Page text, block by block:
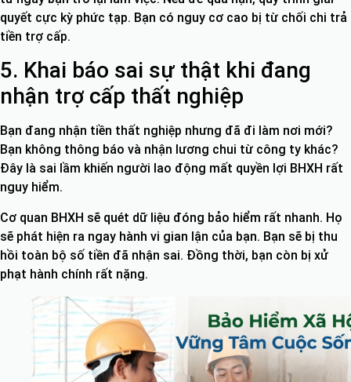
quyết cực kỳ phức tạp. Bạn có nguy cơ cao bị từ chối chi trả
tiền trợ cấp.
5. Khai báo sai sự thật khi đang
nhận trợ cấp thất nghiệp
Bạn đang nhận tiền thất nghiệp nhưng đã đi làm nơi mới?
Bạn không thông báo và nhận lương chui từ công ty khác?
Đây là sai lầm khiến người lao động mất quyền lợi BHXH rất
nguy hiểm.
Cơ quan BHXH sẽ quét dữ liệu đóng bảo hiểm rất nhanh. Họ
sẽ phát hiện ra ngay hành vi gian lận của bạn. Bạn sẽ bị thu
hồi toàn bộ số tiền đã nhận sai. Đồng thời, bạn còn bị xử
phạt hành chính rất nặng.